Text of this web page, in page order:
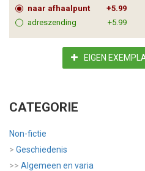
naar afhaalpunt
+5.99
adreszending
+5.99
EIGEN
CATEGORIE
Non-fictie
> Geschiedenis
>> Algemeen en varia